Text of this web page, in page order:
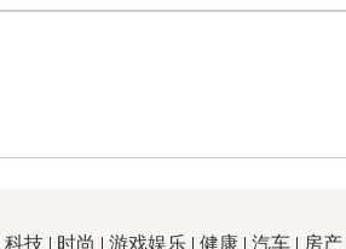
科技 | 时尚 | 游戏娱乐 | 健康 | 汽车 | 房产